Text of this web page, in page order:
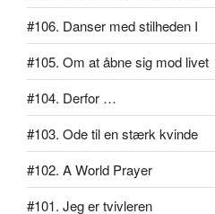
#106. Danser med stilheden I
#105. Om at åbne sig mod livet
#104. Derfor …
#103. Ode til en stærk kvinde
#102. A World Prayer
#101. Jeg er tvivleren